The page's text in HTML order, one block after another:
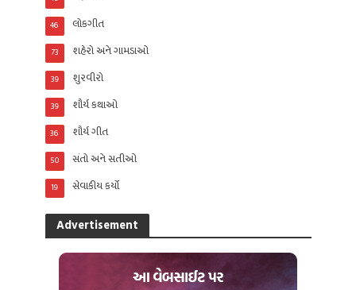
લોકગીત
46
શહેરો અને ગામડાઓ
73
શુરવીરો
39
શૌર્ય કથાઓ
39
શૌર્ય ગીત
36
સંતો અને સતીઓ
50
સેવાકીય કર્યો
19
Advertisement